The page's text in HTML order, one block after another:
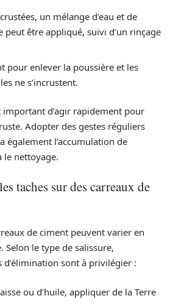
un mélange d’eau et de
peut être appliqué, suivi d’un rinçage
pour enlever la poussière et les
ne s’incrustent.
important d’agir rapidement pour
Adopter des gestes réguliers
également l’accumulation de
le nettoyage.
taches sur des carreaux de
de ciment peuvent varier en
Selon le type de salissure,
sont à privilégier :
ou d’huile, appliquer de la Terre